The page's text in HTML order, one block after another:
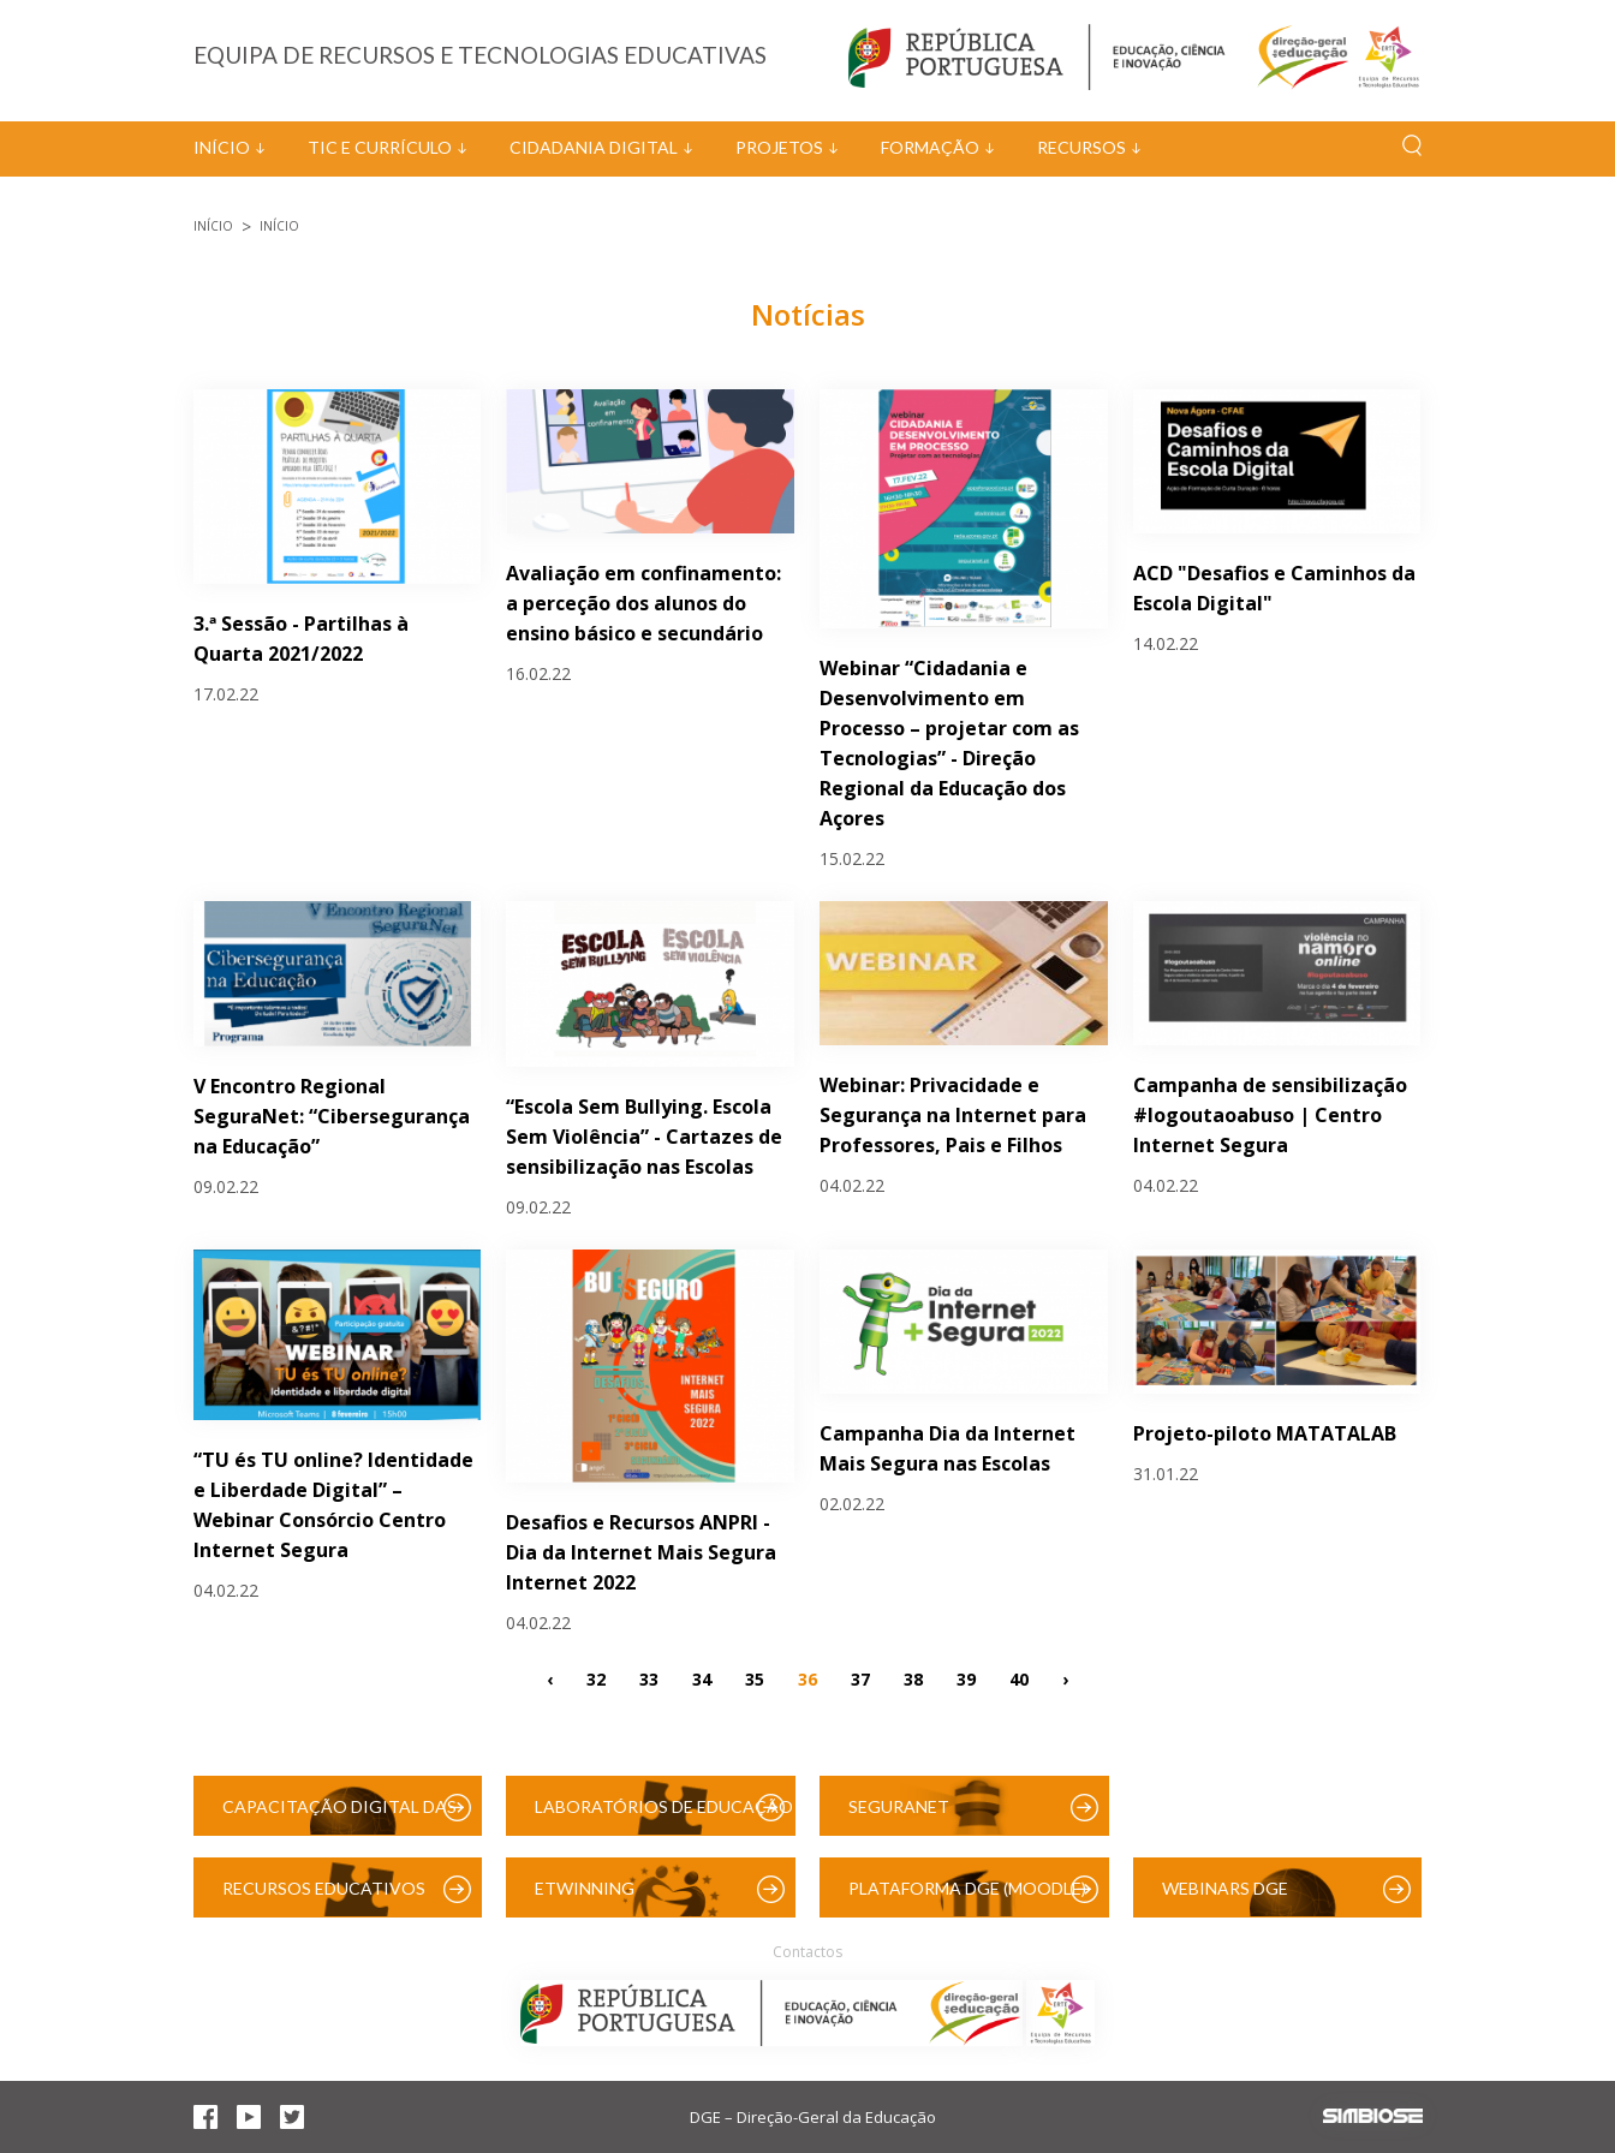
EQUIPA DE RECURSOS E TECNOLOGIAS EDUCATIVAS
INÍCIO TIC E CURRÍCULO CIDADANIA DIGITAL PROJETOS FORMAÇÃO RECURSOS
INÍCIO INÍCIO
Notícias
3.ª Sessão - Partilhas à
Quarta 2021/2022
17.02.22
Avaliação em confinamento:
a perceção dos alunos do
ensino básico e secundário
16.02.22
Webinar “Cidadania e
Desenvolvimento em
Processo – projetar com as
Tecnologias” - Direção
Regional da Educação dos
Açores
15.02.22
ACD "Desafios e Caminhos da
Escola Digital"
14.02.22
V Encontro Regional
SeguraNet: “Cibersegurança
na Educação”
09.02.22
“Escola Sem Bullying. Escola
Sem Violência” - Cartazes de
sensibilização nas Escolas
09.02.22
Webinar: Privacidade e
Segurança na Internet para
Professores, Pais e Filhos
04.02.22
Campanha de sensibilização
#logoutaoabuso | Centro
Internet Segura
04.02.22
“TU és TU online? Identidade
e Liberdade Digital” –
Webinar Consórcio Centro
Internet Segura
04.02.22
Desafios e Recursos ANPRI -
Dia da Internet Mais Segura
Internet 2022
04.02.22
Campanha Dia da Internet
Mais Segura nas Escolas
02.02.22
Projeto-piloto MATATALAB
31.01.22
Páginas
‹ 32 33 34 35 36 37 38 39 40 ›
CAPACITAÇÃO DIGITAL DAS LABORATÓRIOS DE EDUCAÇÃO SEGURANET
RECURSOS EDUCATIVOS ETWINNING PLATAFORMA DGE (MOODLE) WEBINARS DGE
Contactos
DGE – Direção-Geral da Educação